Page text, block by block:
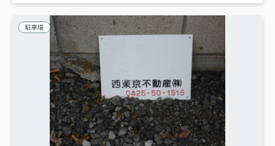
駐車場